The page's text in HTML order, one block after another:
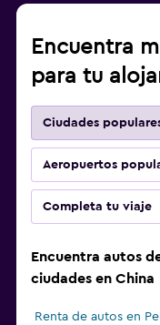
Encuentra
para tu
Ciudades
Aeropuertos
Completa tu viaje
Encuentra autos
ciudades en China
Renta de autos en